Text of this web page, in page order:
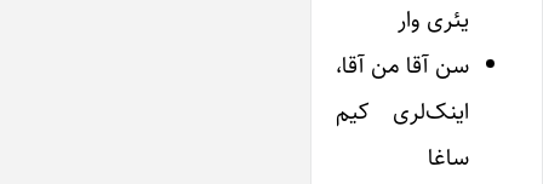
یئری وار
سن آقا من آقا،
اینک‌لری کیم
ساغا